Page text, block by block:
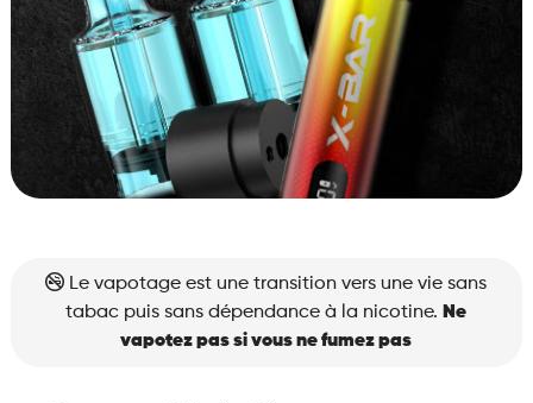
Le vapotage est une transition vers une vie sans
tabac puis sans dépendance à la nicotine. Ne
vapotez pas si vous ne fumez pas